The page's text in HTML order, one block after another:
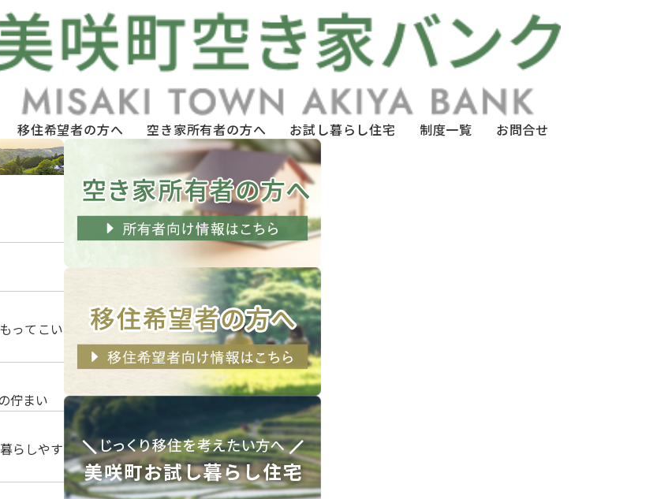
移住希望者の方へ 空き家所有者の方へ お試し暮らし住宅 制度一覧 お問合せ
ってこい
佇まい
らしやす